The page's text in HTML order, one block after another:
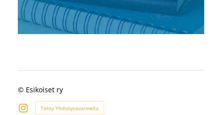
© Esikoiset ry
Tehty Yhdistysavaimella